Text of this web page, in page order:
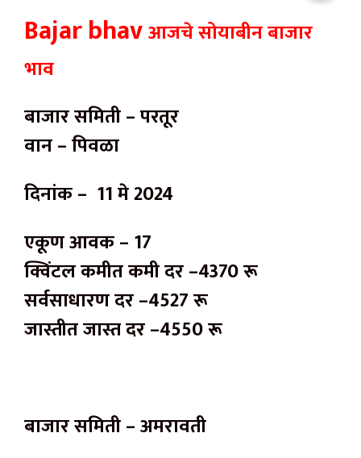
Bajar bhavआजचे सोयाबीन बाजार
भाव
बाजार समिती – परतूर
वान – पिवळा
दिनांक – 11 मे 2024
एकूण आवक – 17
क्विंटल कमीत कमी दर –4370 रू
सर्वसाधारण दर –4527 रू
जास्तीत जास्त दर –4550 रू
बाजार समिती – अमरावती